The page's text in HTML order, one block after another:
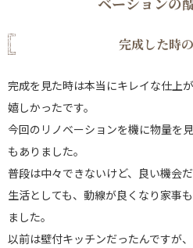
完成した時
完成を見た時は本当にキレイな仕上
嬉しかったです。
今回のリノベーションを機に物量を
もありました。
普段は中々できないけど、良い機会
生活としても、動線が良くなり家事
ました。
以前は壁付キッチンだったんですが